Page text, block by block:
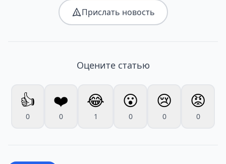
Прислать новость
Оцените статью
👍
0
❤️
0
😂
1
😮
0
😢
0
😡
0